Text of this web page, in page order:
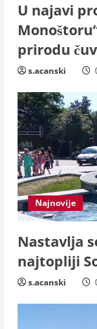
U najavi
prirodu
s.acanski
Najnovije
Nastavlja
najtopliji
s.acanski